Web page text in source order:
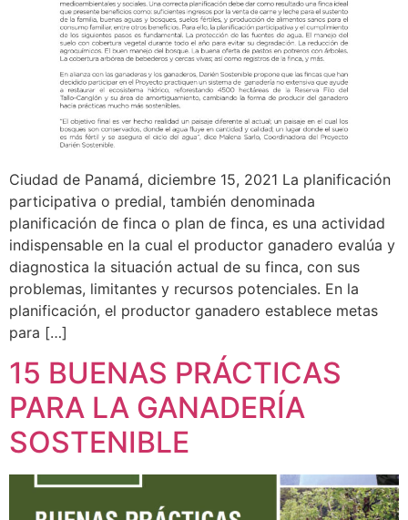
Ciudad de Panamá, diciembre 15, 2021 La planificación
participativa o predial, también denominada
planificación de finca o plan de finca, es una actividad
indispensable en la cual el productor ganadero evalúa y
diagnostica la situación actual de su finca, con sus
problemas, limitantes y recursos potenciales. En la
planificación, el productor ganadero establece metas
para […]
15 BUENAS PRÁCTICAS
PARA LA GANADERÍA
SOSTENIBLE